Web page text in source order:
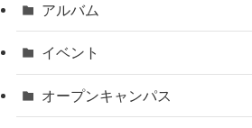
アルバム
イベント
オープンキャンパス